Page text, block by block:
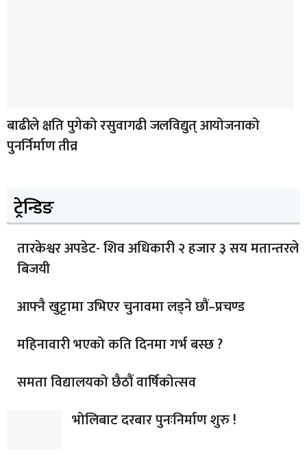
बाढीले क्षति पुगेको रसुवागढी जलविद्युत् आयोजनाको
पुनर्निर्माण तीव्र
ट्रेन्डिङ
तारकेश्वर अपडेट- शिव अधिकारी २ हजार ३ सय मतान्तरले
बिजयी
आफ्नै खुट्टामा उभिएर चुनावमा लड्ने छौं–प्रचण्ड
महिनावारी भएको कति दिनमा गर्भ बस्छ ?
समता विद्यालयको छैठौं वार्षिकोत्सव
भोलिबाट दरबार पुनःनिर्माण शुरु !